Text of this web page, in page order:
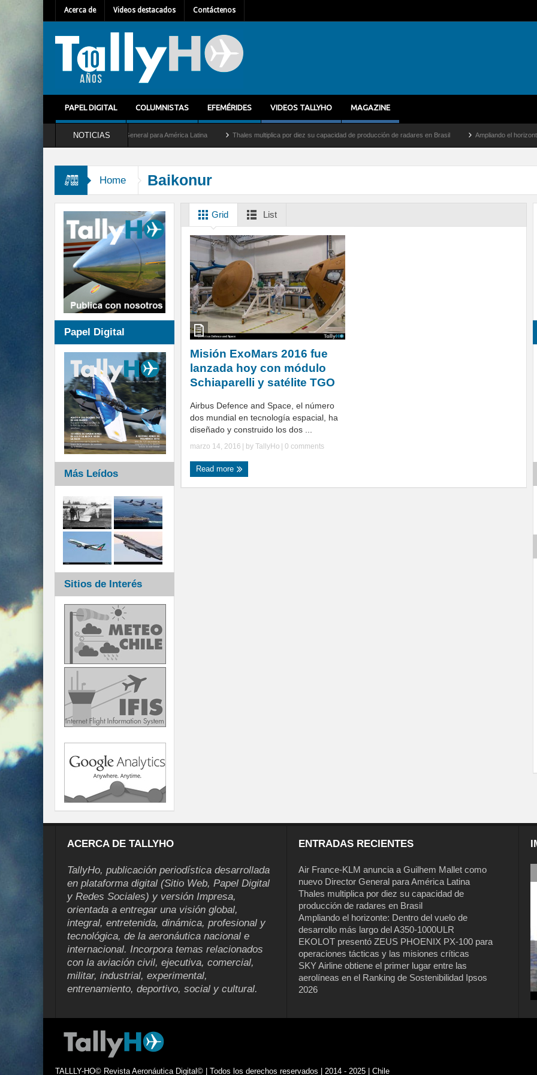
Acerca de Videos destacados Contáctenos
PAPEL DIGITAL COLUMNISTAS EFEMÉRIDES VIDEOS TALLYHO MAGAZINE
NOTICIAS
Mallet como nuevo Director General para América Latina Thales multiplica por diez su capacidad de producción de radares en Brasil Ampliando el horizonte:
Home Baikonur
Grid List
Misión ExoMars 2016 fue
lanzada hoy con módulo
Schiaparelli y satélite TGO
Airbus Defence and Space, el número
dos mundial en tecnología espacial, ha
diseñado y construido los dos ...
marzo 14, 2016 | by TallyHo 0 comments
Read more
Papel Digital
Más Leídos
Sitios de Interés
ACERCA DE TALLYHO
TallyHo, publicación periodística desarrollada
en plataforma digital (Sitio Web, Papel Digital
y Redes Sociales) y versión Impresa,
orientada a entregar una visión global,
integral, entretenida, dinámica, profesional y
tecnológica, de la aeronáutica nacional e
internacional. Incorpora temas relacionados
con la aviación civil, ejecutiva, comercial,
militar, industrial, experimental,
entrenamiento, deportivo, social y cultural.
ENTRADAS RECIENTES
Air France-KLM anuncia a Guilhem Mallet como
nuevo Director General para América Latina
Thales multiplica por diez su capacidad de
producción de radares en Brasil
Ampliando el horizonte: Dentro del vuelo de
desarrollo más largo del A350-1000ULR
EKOLOT presentó ZEUS PHOENIX PX-100 para
operaciones tácticas y las misiones críticas
SKY Airline obtiene el primer lugar entre las
aerolíneas en el Ranking de Sostenibilidad Ipsos
2026
TALLLY-HO© Revista Aeronáutica Digital© | Todos los derechos reservados | 2014 - 2025 | Chile